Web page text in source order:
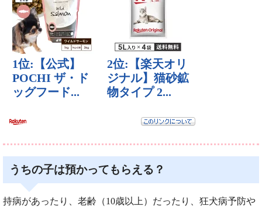
うちの子は預かってもらえる？
持病があったり、老齢（10歳以上）だったり、狂犬病予防や